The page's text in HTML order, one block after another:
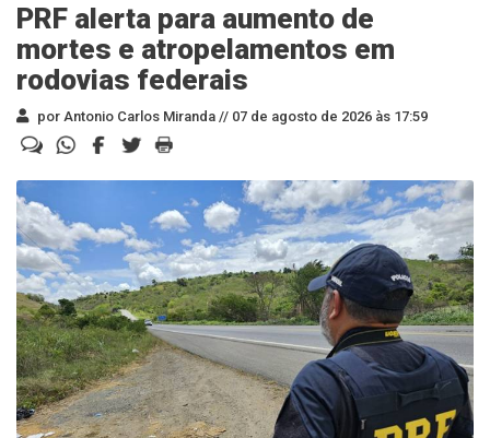
PRF alerta para aumento de
mortes e atropelamentos em
rodovias federais
por Antonio Carlos Miranda // 07 de agosto de 2026 às 17:59